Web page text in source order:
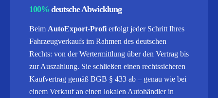
100% deutsche Abwicklung
Beim AutoExport-Profi erfolgt jeder Schritt Ihres
Fahrzeugverkaufs im Rahmen des deutschen
Rechts: von der Wertermittlung über den Vertrag bis
zur Auszahlung. Sie schließen einen rechtssicheren
Kaufvertrag gemäß BGB § 433 ab – genau wie bei
einem Verkauf an einen lokalen Autohändler in